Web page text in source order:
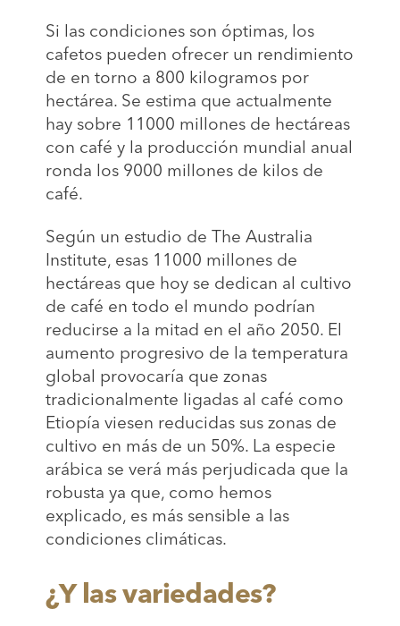
Si las condiciones son óptimas, los
cafetos pueden ofrecer un rendimiento
de en torno a 800 kilogramos por
hectárea. Se estima que actualmente
hay sobre 11000 millones de hectáreas
con café y la producción mundial anual
ronda los 9000 millones de kilos de
café.
Según un estudio de The Australia
Institute, esas 11000 millones de
hectáreas que hoy se dedican al cultivo
de café en todo el mundo podrían
reducirse a la mitad en el año 2050. El
aumento progresivo de la temperatura
global provocaría que zonas
tradicionalmente ligadas al café como
Etiopía viesen reducidas sus zonas de
cultivo en más de un 50%. La especie
arábica se verá más perjudicada que la
robusta ya que, como hemos
explicado, es más sensible a las
condiciones climáticas.
¿Y las variedades?